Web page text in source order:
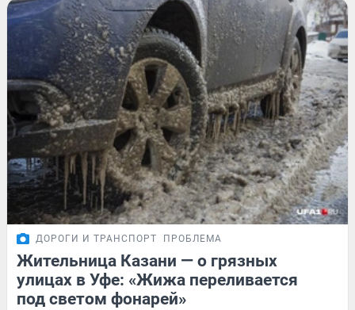
ДОРОГИ И ТРАНСПОРТ ПРОБЛЕМА
Жительница Казани — о грязных
улицах в Уфе: «Жижа переливается
под светом фонарей»